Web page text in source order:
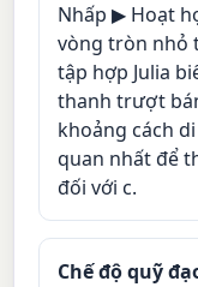
Nhấp ▶ Hoạt
vòng tròn nhỏ
tập hợp Julia
thanh trượt
khoảng cách
quan nhất để
đối với c.
Chế độ quỹ